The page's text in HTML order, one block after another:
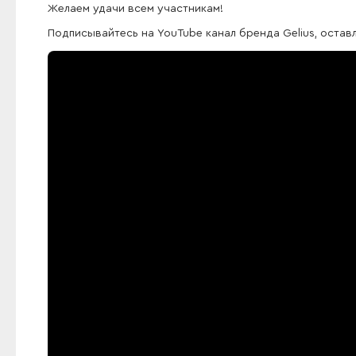
Желаем удачи всем участникам!
Подписывайтесь на YouTube канал бренда Gelius,